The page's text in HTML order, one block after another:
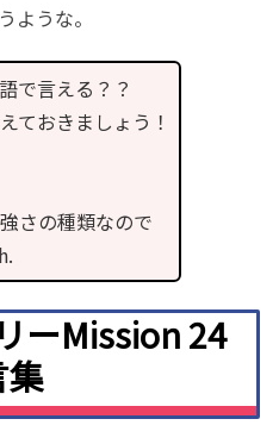
うな。
で言える？？
ておきましょう！
さの種類なので
ーMission 24
集